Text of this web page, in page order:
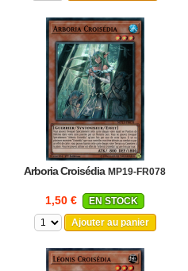
Arboria Croisédia MP19-FR078
1,50 €
EN STOCK
Ajouter au panier